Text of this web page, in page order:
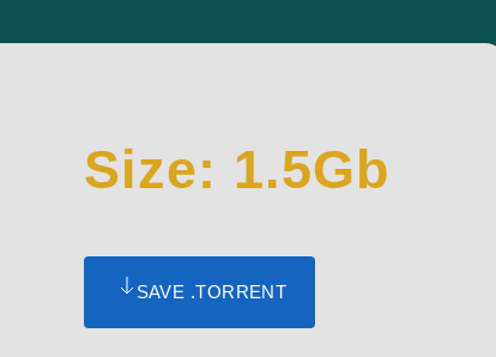
Size: 1.5Gb
SAVE .TORRENT